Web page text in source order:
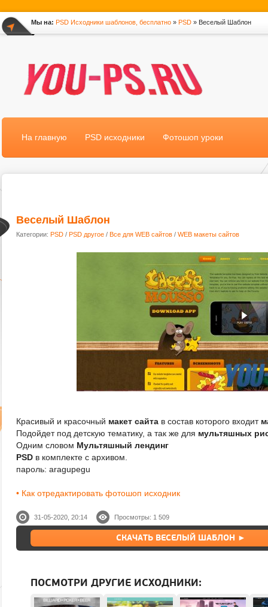
Мы на: PSD Исходники шаблонов, бесплатно » PSD » Веселый Шаблон
На главную PSD исходники Фотошоп уроки
Веселый Шаблон
Категории: PSD / PSD другое / Все для WEB сайтов / WEB макеты сайтов
Красивый и красочный макет сайта в состав которого входит
Подойдет под детскую тематику, а так же для мультяшных
Одним словом Мультяшный лендинг
PSD в комплекте с архивом.
пароль: aragupegu
• Как отредактировать фотошоп исходник
31-05-2020, 20:14 Просмотры: 1 509
СКАЧАТЬ ВЕСЕЛЫЙ ШАБЛОН ►
ПОСМОТРИ ДРУГИЕ ИСХОДНИКИ: